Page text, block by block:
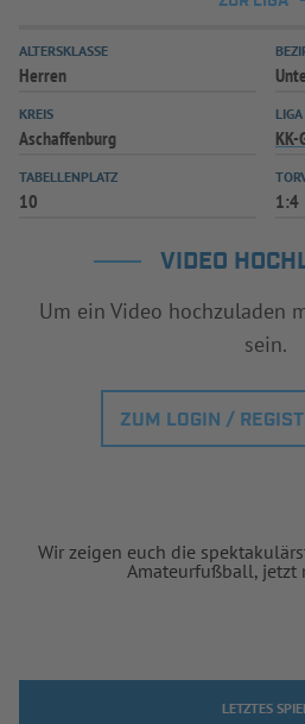
ALTERSKLASSE
Herren
KREIS
Aschaffenburg
LIGA
KK-
TABELLENPLATZ
10 1:4
VIDEO
Um ein Video hochzuladen
sein.
ZUM LOGIN /
Wir zeigen euch die
Amateurfußball, jetzt
LETZTES SPIEL